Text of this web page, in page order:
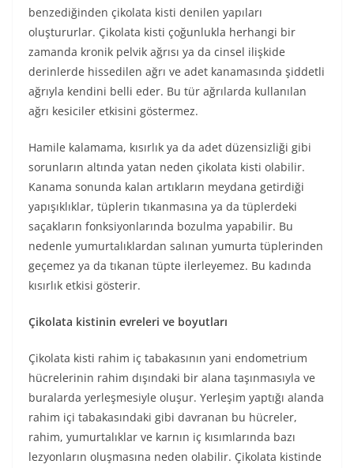
benzediğinden çikolata kisti denilen yapıları
oluştururlar. Çikolata kisti çoğunlukla herhangi bir
zamanda kronik pelvik ağrısı ya da cinsel ilişkide
derinlerde hissedilen ağrı ve adet kanamasında şiddetli
ağrıyla kendini belli eder. Bu tür ağrılarda kullanılan
ağrı kesiciler etkisini göstermez.
Hamile kalamama, kısırlık ya da adet düzensizliği gibi
sorunların altında yatan neden çikolata kisti olabilir.
Kanama sonunda kalan artıkların meydana getirdiği
yapışıklıklar, tüplerin tıkanmasına ya da tüplerdeki
saçakların fonksiyonlarında bozulma yapabilir. Bu
nedenle yumurtalıklardan salınan yumurta tüplerinden
geçemez ya da tıkanan tüpte ilerleyemez. Bu kadında
kısırlık etkisi gösterir.
Çikolata kistinin evreleri ve boyutları
Çikolata kisti rahim iç tabakasının yani endometrium
hücrelerinin rahim dışındaki bir alana taşınmasıyla ve
buralarda yerleşmesiyle oluşur. Yerleşim yaptığı alanda
rahim içi tabakasındaki gibi davranan bu hücreler,
rahim, yumurtalıklar ve karnın iç kısımlarında bazı
lezyonların oluşmasına neden olabilir. Çikolata kistinde